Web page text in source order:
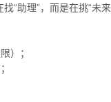
助理”，而是在挑“
）；